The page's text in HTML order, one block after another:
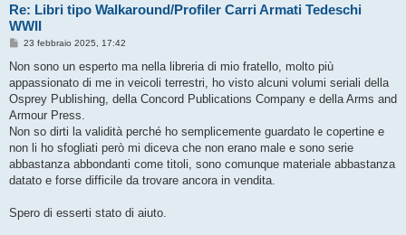
Re: Libri tipo Walkaround/Profiler Carri Armati Tedeschi
WWII
M
s
a
g
g
i
o
23 febbraio 2025, 17:42
Non sono un esperto ma nella libreria di mio fratello, molto più
appassionato di me in veicoli terrestri, ho visto alcuni volumi seriali della
Osprey Publishing, della Concord Publications Company e della Arms and
Armour Press.
Non so dirti la validità perché ho semplicemente guardato le copertine e
non li ho sfogliati però mi diceva che non erano male e sono serie
abbastanza abbondanti come titoli, sono comunque materiale abbastanza
datato e forse difficile da trovare ancora in vendita.
Spero di esserti stato di aiuto.